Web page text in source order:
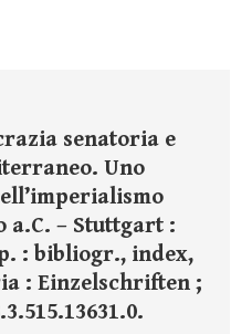
senatoria e
Uno
a.C. – Stuttgart :
: bibliogr., index,
: Einzelschriften ;